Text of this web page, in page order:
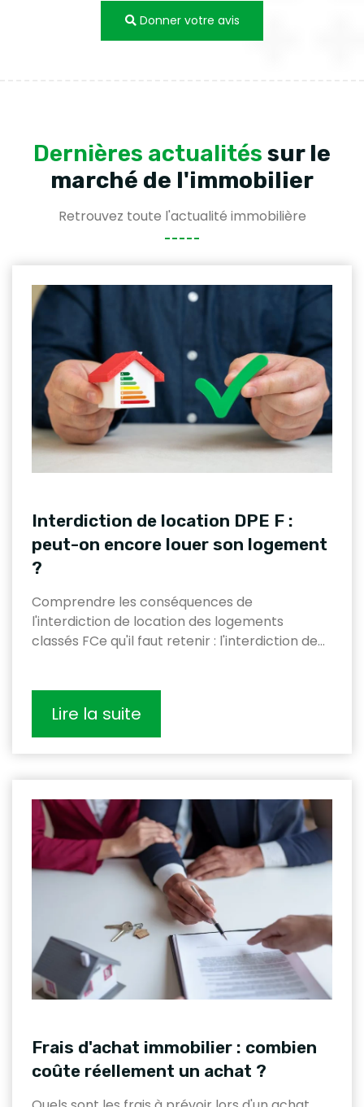
Donner votre avis
Dernières actualités sur le
marché de l'immobilier
Retrouvez toute l'actualité immobilière
Interdiction de location DPE F :
peut-on encore louer son logement
?
Comprendre les conséquences de
l'interdiction de location des logements
classés FCe qu'il faut retenir : l'interdiction de…
Lire la suite
Frais d'achat immobilier : combien
coûte réellement un achat ?